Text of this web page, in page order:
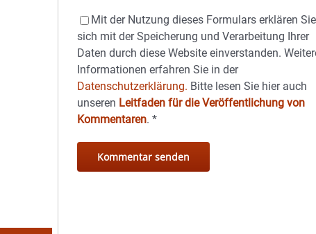
Mit der Nutzung dieses Formulars erklären Sie
sich mit der Speicherung und Verarbeitung Ihrer
Daten durch diese Website einverstanden.
Informationen erfahren Sie in der
Datenschutzerklärung. Bitte lesen Sie hier auch
unseren Leitfaden für die Veröffentlichung von
Kommentaren.*